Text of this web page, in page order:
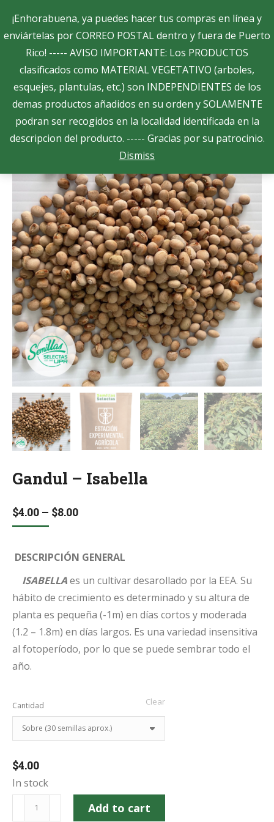
¡Enhorabuena, ya puedes hacer tus compras en línea y
enviártelas por CORREO POSTAL dentro y fuera de Puerto
Rico! ----- AVISO IMPORTANTE: Los PRODUCTOS
clasificados como MATERIAL VEGETATIVO (arboles,
esquejes, plantulas, etc.) son INDEPENDIENTES de los
demas productos añadidos en su orden y SOLAMENTE
podran ser recogidos en la localidad identificada en la
descripcion del producto. ----- Gracias por su patrocinio.
Dismiss
$0.00
Gandul – Isabella
$4.00 – $8.00Price
$8.00
DESCRIPCIÓN GENERAL
ISABELLAes un cultivar desarollado por la EEA. Su
hábito de crecimiento es determinado y su altura de
planta es pequeña (-1m) en días cortos y moderada
(1.2 – 1.8m) en días largos. Es una variedad insensitiva
al fotoperíodo, por lo que se puede sembrar todo el
año.
Cantidad Clear
$4.00
In stock
Gandul
Add to cart